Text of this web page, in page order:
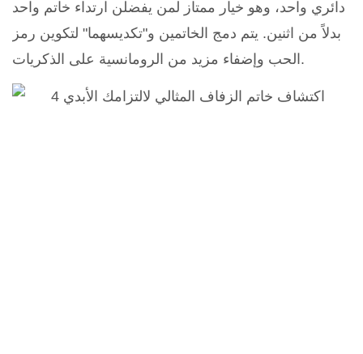
دائري واحد، وهو خيار ممتاز لمن يفضلن ارتداء خاتم واحد
بدلاً من اثنين. يتم دمج الخاتمين و"تكديسهما" لتكوين رمز
الحب وإضفاء مزيد من الرومانسية على الذكريات.